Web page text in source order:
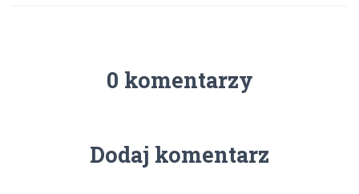
0 komentarzy
Dodaj komentarz